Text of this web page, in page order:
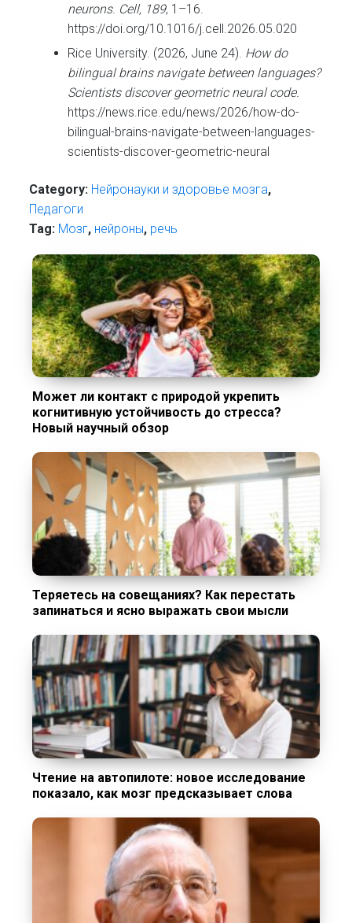
neurons. Cell, 189, 1–16.
https://doi.org/10.1016/j.cell.2026.05.020
Rice University. (2026, June 24). How do
bilingual brains navigate between languages?
Scientists discover geometric neural code.
https://news.rice.edu/news/2026/how-do-
bilingual-brains-navigate-between-languages-
scientists-discover-geometric-neural
Category: Нейронауки и здоровье мозга,
Педагоги
Tag: Мозг, нейроны, речь
Может ли контакт с природой укрепить
когнитивную устойчивость до стресса?
Новый научный обзор
Теряетесь на совещаниях? Как перестать
запинаться и ясно выражать свои мысли
Чтение на автопилоте: новое исследование
показало, как мозг предсказывает слова